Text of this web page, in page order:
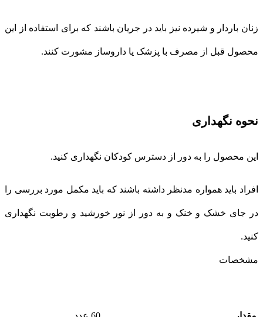
زنان باردار و شیرده نیز باید در جریان باشند که برای استفاده از این
محصول قبل از مصرف با پزشک یا داروساز مشورت کنند.
نحوه نگهداری
این محصول را به دور از دسترس کودکان نگهداری کنید.
افراد باید همواره مدنظر داشته باشند که باید مکمل مورد بررسی را
در جای خشک و خنک و به دور از نور خورشید و رطوبت نگهداری
کنید.
مشخصات